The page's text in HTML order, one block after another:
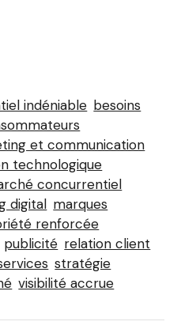
indéniable besoins
et communication
technologique
concurrentiel
digital marques
renforcée
publicité relation client
stratégie
visibilité accrue